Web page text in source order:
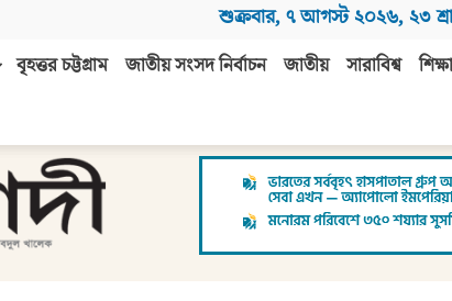
শুক্রবার, ৭ আগস্ট ২০২৬, ২৩
বৃহত্তর চট্টগ্রাম জাতীয় সংসদ নির্বাচন জাতীয় সারাবিশ্ব শিক্ষা